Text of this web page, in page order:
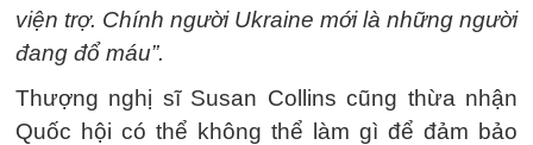
viện trợ. Chính người Ukraine mới là những người
đang đổ máu”.
Thượng nghị sĩ Susan Collins cũng thừa nhận
Quốc hội có thể không thể làm gì để đảm bảo